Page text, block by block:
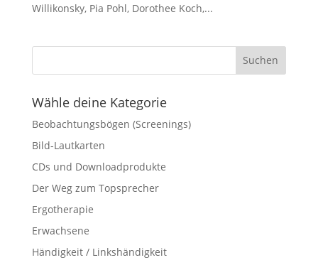
Willikonsky, Pia Pohl, Dorothee Koch,...
Wähle deine Kategorie
Beobachtungsbögen (Screenings)
Bild-Lautkarten
CDs und Downloadprodukte
Der Weg zum Topsprecher
Ergotherapie
Erwachsene
Händigkeit / Linkshändigkeit